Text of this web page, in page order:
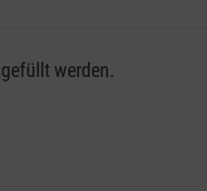
nutzen,
als Selbstzahler.
werden.